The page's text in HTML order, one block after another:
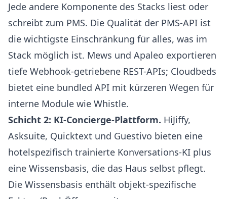
Jede andere Komponente des Stacks liest oder
schreibt zum PMS. Die Qualität der PMS-API ist
die wichtigste Einschränkung für alles, was im
Stack möglich ist. Mews und Apaleo exportieren
tiefe Webhook-getriebene REST-APIs; Cloudbeds
bietet eine bundled API mit kürzeren Wegen für
interne Module wie Whistle.
Schicht 2: KI-Concierge-Plattform. HiJiffy,
Asksuite, Quicktext und Guestivo bieten eine
hotelspezifisch trainierte Konversations-KI plus
eine Wissensbasis, die das Haus selbst pflegt.
Die Wissensbasis enthält objekt-spezifische